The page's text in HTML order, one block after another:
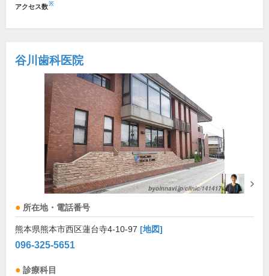
アクセス数※
谷川歯科医院
所在地・電話番号
熊本県熊本市西区蓮台寺4-10-97 [地図]
096-325-5651
診療科目